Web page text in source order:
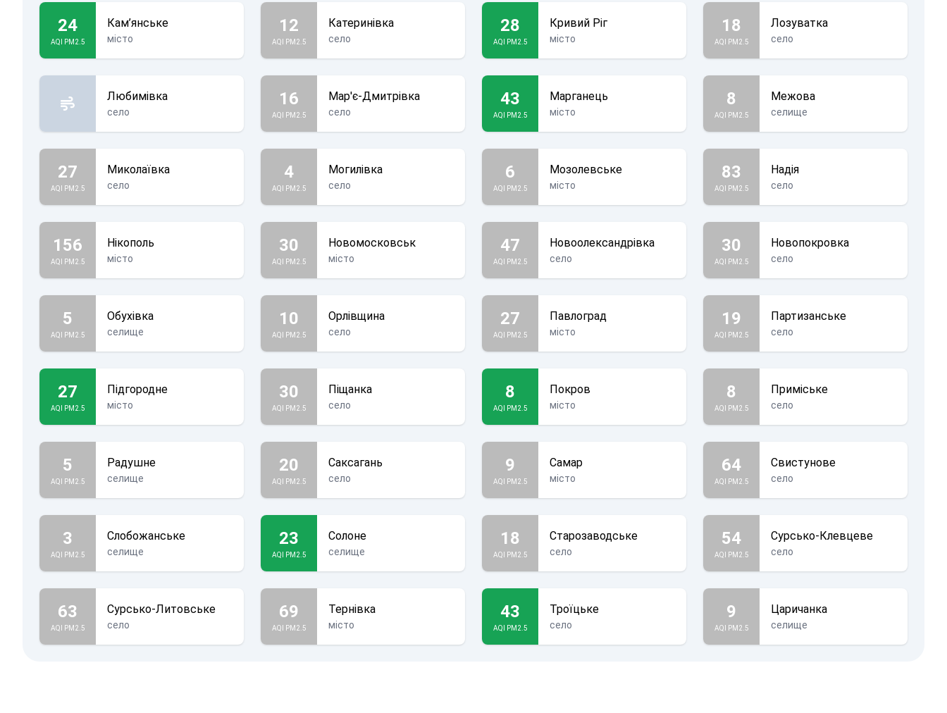
24
AQI PM2.5
Кам’янське
місто
12
AQI PM2.5
Катеринівка
село
28
AQI PM2.5
Кривий Ріг
місто
18
AQI PM2.5
Лозуватка
село
Любимівка
село
16
AQI PM2.5
Мар'є-Дмитрівка
село
43
AQI PM2.5
Марганець
місто
8
AQI PM2.5
Межова
селище
27
AQI PM2.5
Миколаївка
село
4
AQI PM2.5
Могилівка
село
6
AQI PM2.5
Мозолевське
місто
83
AQI PM2.5
Надія
село
156
AQI PM2.5
Нікополь
місто
30
AQI PM2.5
Новомосковськ
місто
47
AQI PM2.5
Новоолександрівка
село
30
AQI PM2.5
Новопокровка
село
5
AQI PM2.5
Обухівка
селище
10
AQI PM2.5
Орлівщина
село
27
AQI PM2.5
Павлоград
місто
19
AQI PM2.5
Партизанське
село
27
AQI PM2.5
Підгородне
місто
30
AQI PM2.5
Піщанка
село
8
AQI PM2.5
Покров
місто
8
AQI PM2.5
Приміське
село
5
AQI PM2.5
Радушне
селище
20
AQI PM2.5
Саксагань
село
9
AQI PM2.5
Самар
місто
64
AQI PM2.5
Свистунове
село
3
AQI PM2.5
Слобожанське
селище
23
AQI PM2.5
Солоне
селище
18
AQI PM2.5
Старозаводське
село
54
AQI PM2.5
Сурсько-Клевцеве
село
63
AQI PM2.5
Сурсько-Литовське
село
69
AQI PM2.5
Тернівка
місто
43
AQI PM2.5
Троїцьке
село
9
AQI PM2.5
Царичанка
селище